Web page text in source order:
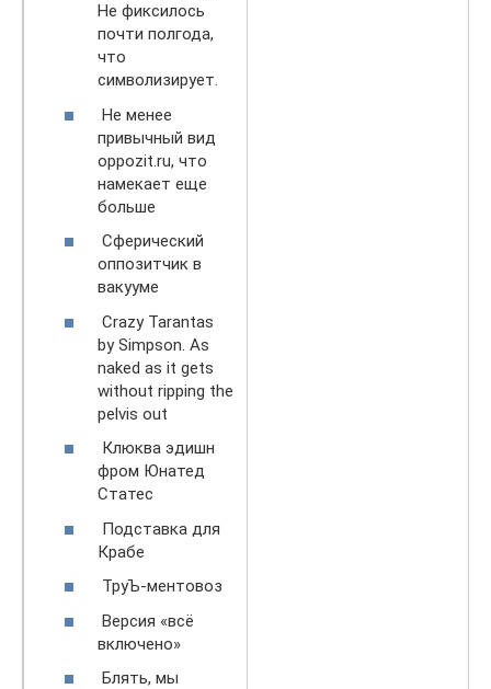
Не фиксилось
почти полгода,
что
символизирует.
Не менее
привычный вид
oppozit.ru, что
намекает еще
больше
Сферический
оппозитчик в
вакууме
Crazy Tarantas
by Simpson. As
naked as it gets
without ripping the
pelvis out
Клюква эдишн
фром Юнатед
Статес
Подставка для
Крабе
ТруЪ-ментовоз
Версия «всё
включено»
Блять, мы